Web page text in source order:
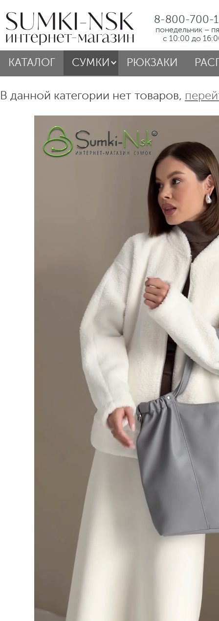
8-800-700-
понедельник –
с 10:00 до
КАТАЛОГ СУМКИ РЮКЗАКИ
В данной категории нет товаров,